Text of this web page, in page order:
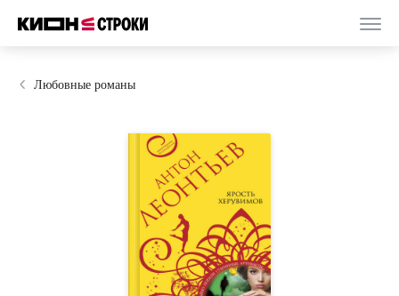
Любовные романы